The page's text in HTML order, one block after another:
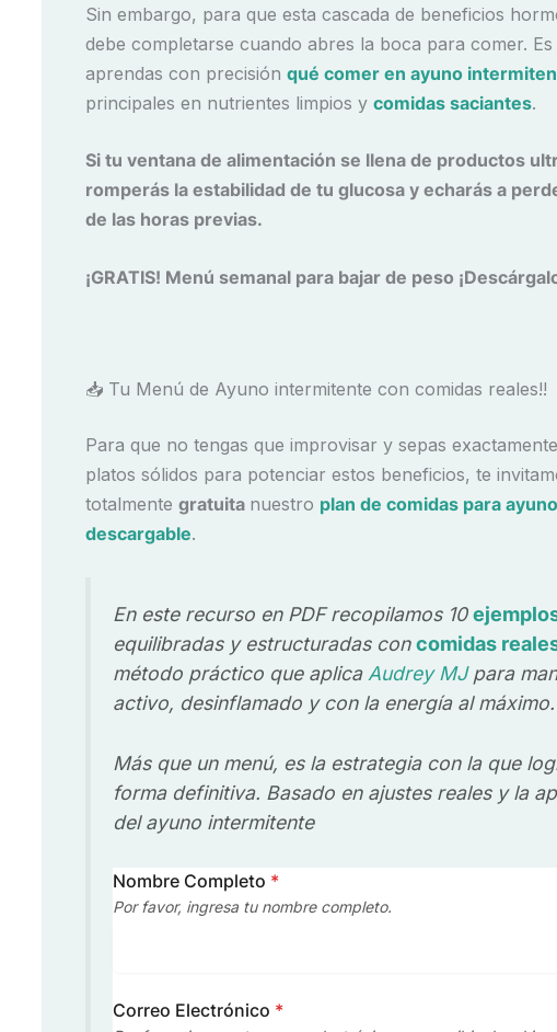
Sin embargo, para que esta cascada de beneficios
debe completarse cuando abres la boca para comer.
aprendas con precisión qué comer en ayuno
principales en nutrientes limpios y comidas saciantes.
Si tu ventana de alimentación se llena de productos
romperás la estabilidad de tu glucosa y echarás a
de las horas previas.
¡GRATIS! Menú semanal para bajar de peso
📥 Tu Menú de Ayuno intermitente con comidas reales!!
Para que no tengas que improvisar y sepas
platos sólidos para potenciar estos beneficios, te
totalmente gratuita nuestro plan de comidas para
descargable.
En este recurso en PDF recopilamos 10
equilibradas y estructuradas concomidas
método práctico que aplica Audrey MJpara
activo, desinflamado y con la energía al máximo.
Más que un menú, es la estrategia con la que
forma definitiva. Basado en ajustes reales y la
del ayuno intermitente
Nombre Completo *
Por favor, ingresa tu nombre completo.
Correo Electrónico *